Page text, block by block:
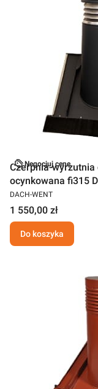
Negocjuj cenę
Czerpnia-
ocynkowana fi315
DACH-WENT
1 550,00 zł
Do koszyka